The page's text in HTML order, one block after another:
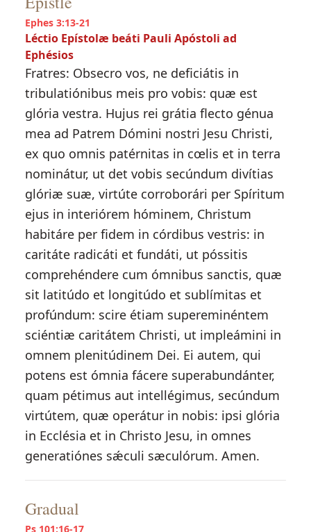
Ephes 3:13-21
Léctio Epístolæ beáti Pauli Apóstoli ad
Ephésios
Fratres: Obsecro vos, ne deficiátis in
tribulatiónibus meis pro vobis: quæ est
glória vestra. Hujus rei grátia flecto génua
mea ad Patrem Dómini nostri Jesu Christi,
ex quo omnis patérnitas in cœlis et in terra
nominátur, ut det vobis secúndum divítias
glóriæ suæ, virtúte corroborári per Spíritum
ejus in interiórem hóminem, Christum
habitáre per fidem in córdibus vestris: in
caritáte radicáti et fundáti, ut póssitis
comprehéndere cum ómnibus sanctis, quæ
sit latitúdo et longitúdo et sublímitas et
profúndum: scire étiam supereminéntem
sciéntiæ caritátem Christi, ut impleámini in
omnem plenitúdinem Dei. Ei autem, qui
potens est ómnia fácere superabundánter,
quam pétimus aut intellégimus, secúndum
virtútem, quæ operátur in nobis: ipsi glória
in Ecclésia et in Christo Jesu, in omnes
generatiónes sǽculi sæculórum. Amen.
Gradual
Ps 101:16-17